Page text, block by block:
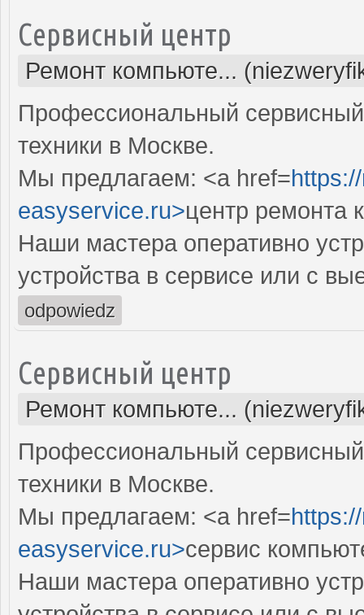
Сервисный центр
Ремонт компьюте...
Профессиональный
техники в Москве.
Мы предлагаем: <a href=
easyservice.ru>центр ремонта
Наши мастера оперативно
устройства в сервисе или с
odpowiedz
Сервисный центр
Ремонт компьюте...
Профессиональный
техники в Москве.
Мы предлагаем: <a href=
easyservice.ru>сервис
Наши мастера оперативно